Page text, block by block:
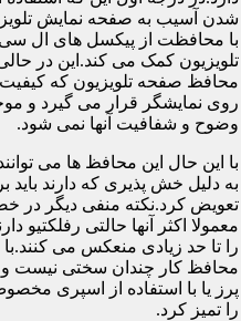
شدن آسیب به صفحه نمایش
با محافظت از پیکسل های ال سی
تلویزیون کمک می کند.این در
محافظ صفحه تلویزیون که کیفیت
روی نمایشگر قرار می گیرد و
وضوح و شفافیت آنها نمی شود.
با این حال این محافظ ها می
به دلیل خش پذیری که دارند باید
تعویض کرد.نکته منفی دیگر در
معمولا اکثر آنها حالتی
را تا حد زیادی منعکس می
محافظ کار چندان سختی نیست و
پرز یا با استفاده از اسپری
را تمیز کرد.